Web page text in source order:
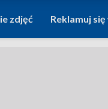
zdjęć Reklamuj